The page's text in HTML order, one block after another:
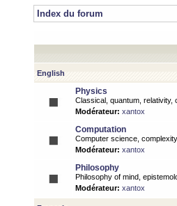
Index du forum
English
Physics
Classical, quantum, relativity,
Modérateur: xantox
Computation
Computer science,
Modérateur: xantox
Philosophy
Philosophy of mind,
Modérateur: xantox